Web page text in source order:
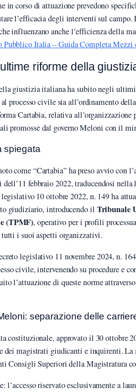
in corso di attuazione prevedono
l’efficacia degli interventi sul campo.
influenzano anche l’efficienza della
Pubblico Italia – Guida Completa
riforme della
giustizia italiana ha subito negli
processo civile sia all’ordinamento
Cartabia, relativa all’organizzazione
promosse dal governo Meloni con il
spiegata
come “Cartabia” ha preso avvio con
febbraio 2022, traducendosi nella
10 ottobre 2022, n. 149 ha
giudiziario, introducendo il Tribunale
(TPMF), operativo per i profili
i suoi aspetti organizzativi.
legislativo 11 novembre 2024, n.
civile, intervenendo su procedure e
l’attuazione di queste norme
separazione delle
costituzionale, approvato il 30 ottobre
dei magistrati giudicanti e inquirenti.
Consigli Superiori della Magistratura
l’accesso riservato esclusivamente a